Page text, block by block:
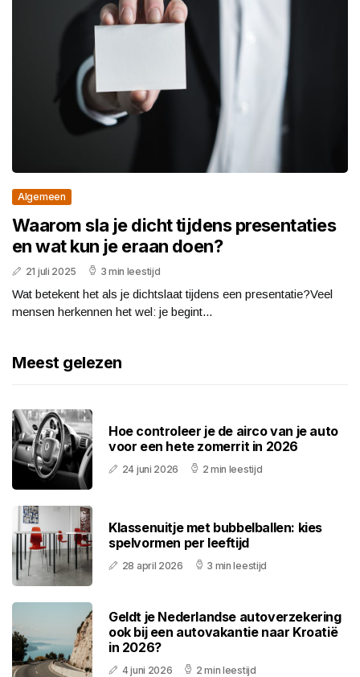
Algemeen
Waarom sla je dicht tijdens presentaties
en wat kun je eraan doen?
21 juli 2025 3 min leestijd
Wat betekent het als je dichtslaat tijdens een presentatie?Veel
mensen herkennen het wel: je begint...
Meest gelezen
Hoe controleer je de airco van je auto
voor een hete zomerrit in 2026
24 juni 2026 2 min leestijd
Klassenuitje met bubbelballen: kies
spelvormen per leeftijd
28 april 2026 3 min leestijd
Geldt je Nederlandse autoverzekering
ook bij een autovakantie naar Kroatië
in 2026?
4 juni 2026 2 min leestijd